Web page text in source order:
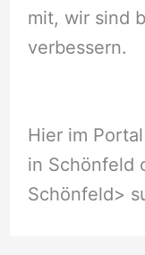
mit, wir sind
verbessern.
Hier im
in Schönfeld
Schönfeld>